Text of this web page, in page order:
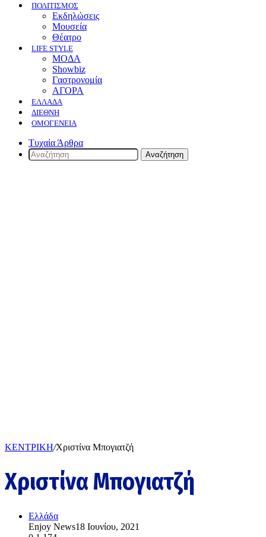
ΠΟΛΙΤΙΣΜΟΣ
Eκδηλώσεις
Mουσεία
Θέατρο
LIFE STYLE
ΜΟΔΑ
Showbiz
Γαστρονομία
ΑΓΟΡΑ
ΕΛΛΆΔΑ
ΔΙΕΘΝΉ
ΟΜΟΓΈΝΕΙΑ
Τυχαία Άρθρα
Αναζήτηση
ΚΕΝΤΡΙΚΗ/Χριστίνα Μπογιατζή
Χριστίνα Μπογιατζή
Ελλάδα
Enjoy News18 Ιουνίου, 2021